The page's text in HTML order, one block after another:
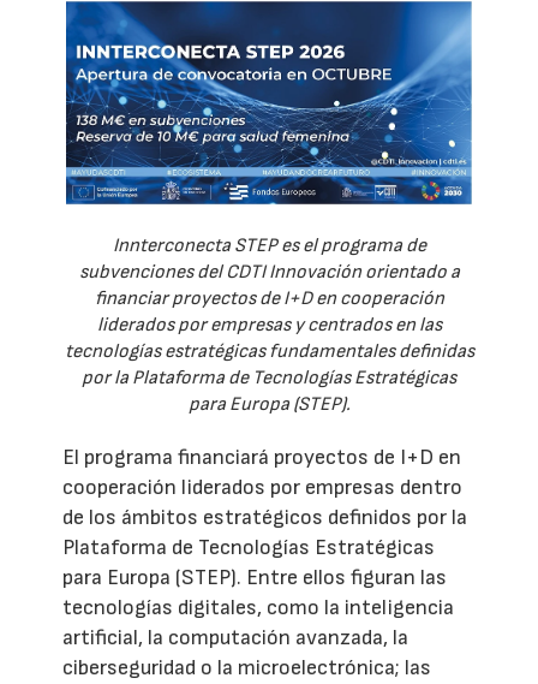
Innterconecta STEP es el programa de
subvenciones del CDTI Innovación orientado a
financiar proyectos de I+D en cooperación
liderados por empresas y centrados en las
tecnologías estratégicas fundamentales definidas
por la Plataforma de Tecnologías Estratégicas
para Europa (STEP).
El programa financiará proyectos de I+D en
cooperación liderados por empresas dentro
de los ámbitos estratégicos definidos por la
Plataforma de Tecnologías Estratégicas
para Europa (STEP). Entre ellos figuran las
tecnologías digitales, como la inteligencia
artificial, la computación avanzada, la
ciberseguridad o la microelectrónica; las